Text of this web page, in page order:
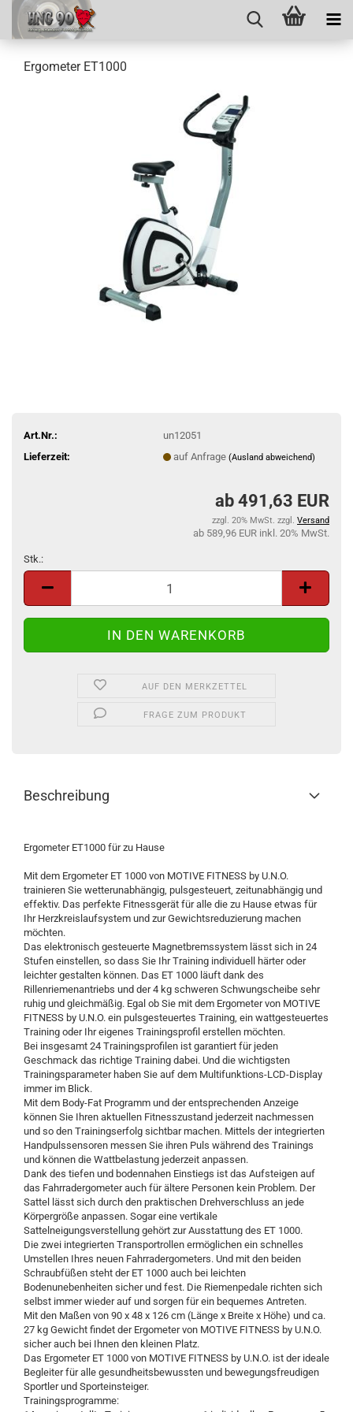
Ergometer ET1000
Art.Nr.:
un12051
Lieferzeit:
auf Anfrage (Ausland abweichend)
491,63 EUR
zzgl. 20% MwSt. zzgl. Versand
589,96 EUR inkl. 20% MwSt.
Stk.:
Stk.
AUF DEN MERKZETTEL
FRAGE ZUM PRODUKT
Beschreibung
Ergometer ET1000 für zu Hause
Mit dem Ergometer ET 1000 von MOTIVE FITNESS by U.N.O.
trainieren Sie wetterunabhängig, pulsgesteuert, zeitunabhängig und
effektiv. Das perfekte Fitnessgerät für alle die zu Hause etwas für
Ihr Herzkreislaufsystem und zur Gewichtsreduzierung machen
möchten.
Das elektronisch gesteuerte Magnetbremssystem lässt sich in 24
Stufen einstellen, so dass Sie Ihr Training individuell härter oder
leichter gestalten können. Das ET 1000 läuft dank des
Rillenriemenantriebs und der 4 kg schweren Schwungscheibe sehr
ruhig und gleichmäßig. Egal ob Sie mit dem Ergometer von MOTIVE
FITNESS by U.N.O. ein pulsgesteuertes Training, ein wattgesteuertes
Training oder Ihr eigenes Trainingsprofil erstellen möchten.
Bei insgesamt 24 Trainingsprofilen ist garantiert für jeden
Geschmack das richtige Training dabei. Und die wichtigsten
Trainingsparameter haben Sie auf dem Multifunktions-LCD-Display
immer im Blick.
Mit dem Body-Fat Programm und der entsprechenden Anzeige
können Sie Ihren aktuellen Fitnesszustand jederzeit nachmessen
und so den Trainingserfolg sichtbar machen. Mittels der integrierten
Handpulssensoren messen Sie ihren Puls während des Trainings
und können die Wattbelastung jederzeit anpassen.
Dank des tiefen und bodennahen Einstiegs ist das Aufsteigen auf
das Fahrradergometer auch für ältere Personen kein Problem. Der
Sattel lässt sich durch den praktischen Drehverschluss an jede
Körpergröße anpassen. Sogar eine vertikale
Sattelneigungsverstellung gehört zur Ausstattung des ET 1000.
Die zwei integrierten Transportrollen ermöglichen ein schnelles
Umstellen Ihres neuen Fahrradergometers. Und mit den beiden
Schraubfüßen steht der ET 1000 auch bei leichten
Bodenunebenheiten sicher und fest. Die Riemenpedale richten sich
selbst immer wieder auf und sorgen für ein bequemes Antreten.
Mit den Maßen von 90 x 48 x 126 cm (Länge x Breite x Höhe) und ca.
27 kg Gewicht findet der Ergometer von MOTIVE FITNESS by U.N.O.
sicher auch bei Ihnen den kleinen Platz.
Das Ergometer ET 1000 von MOTIVE FITNESS by U.N.O. ist der ideale
Begleiter für alle gesundheitsbewussten und bewegungsfreudigen
Sportler und Sporteinsteiger.
Trainingsprogramme: